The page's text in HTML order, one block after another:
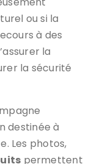
ou si la
à des
la
la sécurité
destinée à
Les photos,
permettent